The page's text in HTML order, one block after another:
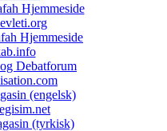
Hjemmeside
Hjemmeside
Debatforum
(engelsk)
(tyrkisk)